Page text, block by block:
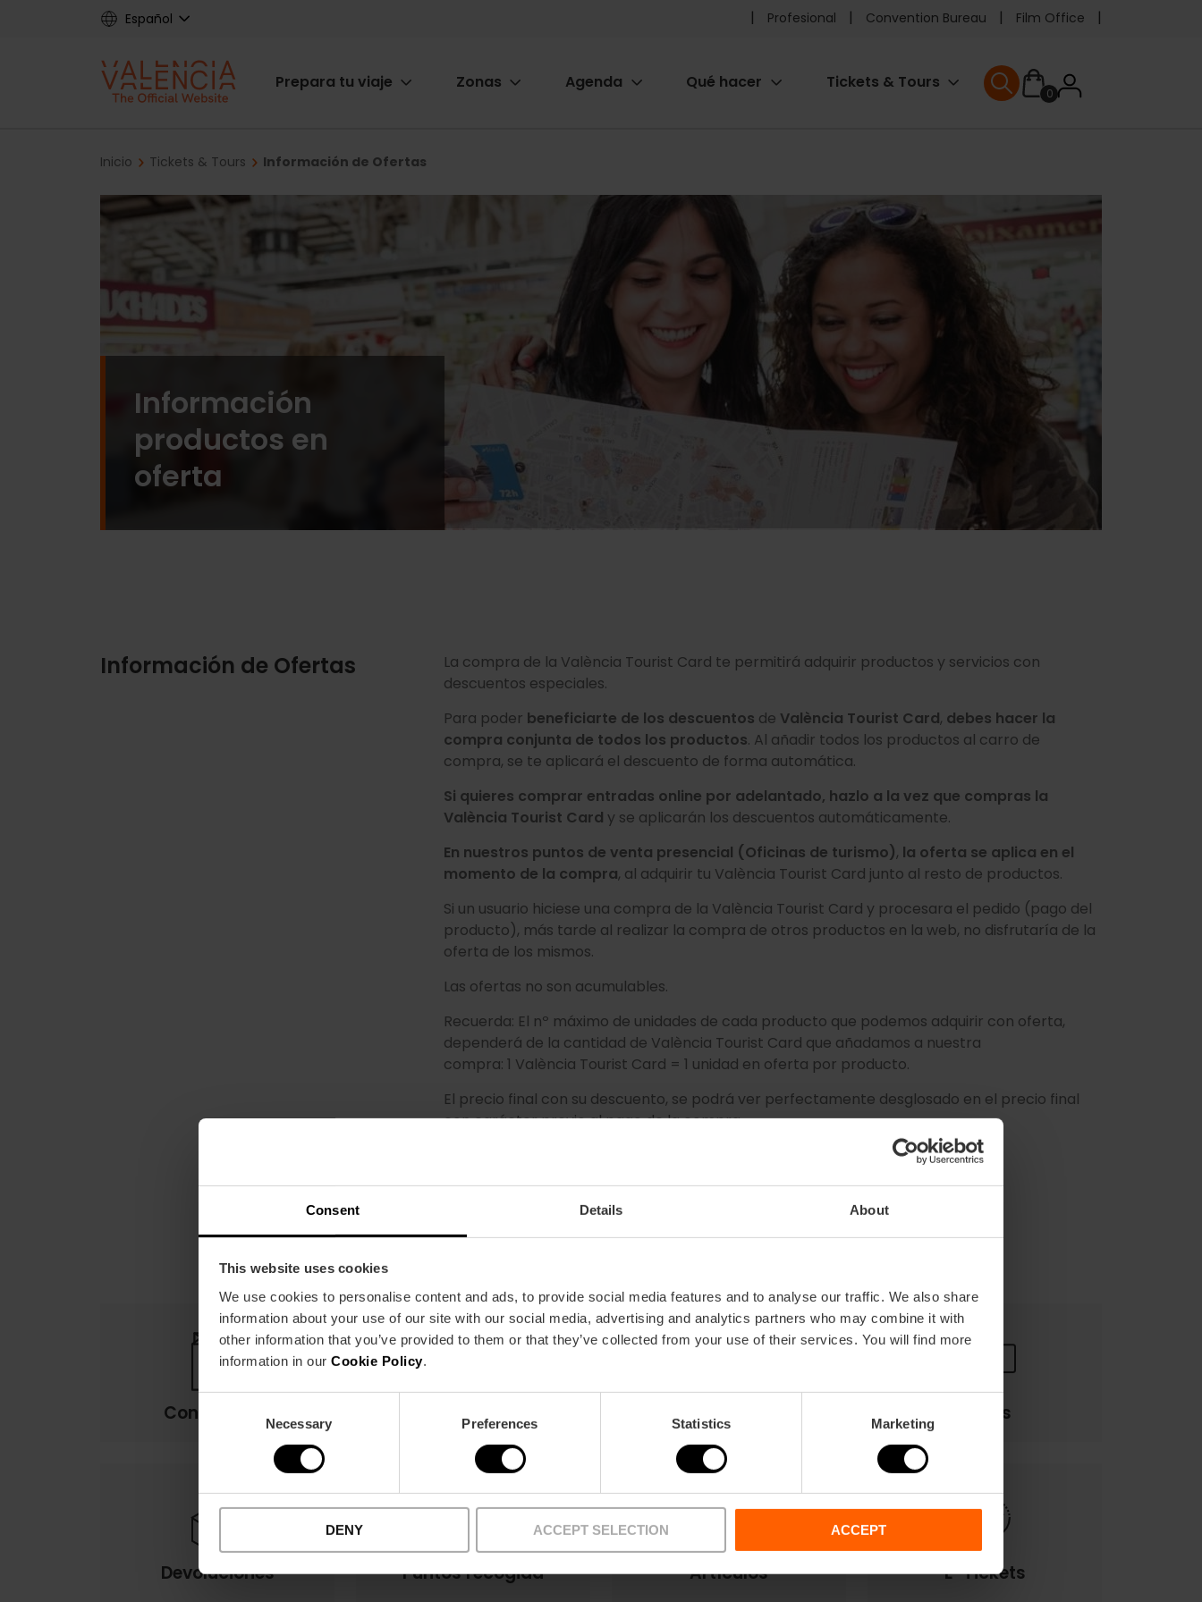
Consent Details About
This website uses cookies
We use cookies to personalise content and ads, to provide social media features and to analyse our traffic. We also share
information about your use of our site with our social media, advertising and analytics partners who may combine it with
other information that you’ve provided to them or that they’ve collected from your use of their services. You will find more
information in our Cookie Policy
Necessary Preferences Statistics Marketing
DENY ACCEPT SELECTION ACCEPT
Español
Pre
header
Profesional Convention Bureau Film Office
Main
Prepara tu viaje Zonas Agenda Qué hacer Tickets & Tours
0User
User menu
Breadcrumb
Inicio Tickets & Tours Información de Ofertas
Información
productos en
oferta
Información de Ofertas
La compra de la València Tourist Card te permitirá adquirir productos y servicios con
descuentos especiales.
Para poder beneficiarte de los descuentos de València Tourist Card, debes hacer la
compra conjunta de todos los productos. Al añadir todos los productos al carro de
compra, se te aplicará el descuento de forma automática.
Si quieres comprar entradas online por adelantado, hazlo a la vez que compras la
València Tourist Card y se aplicarán los descuentos automáticamente.
En nuestros puntos de venta presencial (Oficinas de turismo), la oferta se aplica en el
momento de la compra, al adquirir tu València Tourist Card junto al resto de productos.
Si un usuario hiciese una compra de la València Tourist Card y procesara el pedido (pago del
producto), más tarde al realizar la compra de otros productos en la web, no disfrutaría de la
oferta de los mismos.
Las ofertas no son acumulables.
Recuerda: El nº máximo de unidades de cada producto que podemos adquirir con oferta,
dependerá de la cantidad de València Tourist Card que añadamos a nuestra
compra: 1 València Tourist Card = 1 unidad en oferta por producto.
El precio final con su descuento, se podrá ver perfectamente desglosado en el precio final
con carácter previo al pago de la compra.
Condiciones Ofertas FAQs Pagos
Devoluciones Puntos recogida Artículos E-Tickets